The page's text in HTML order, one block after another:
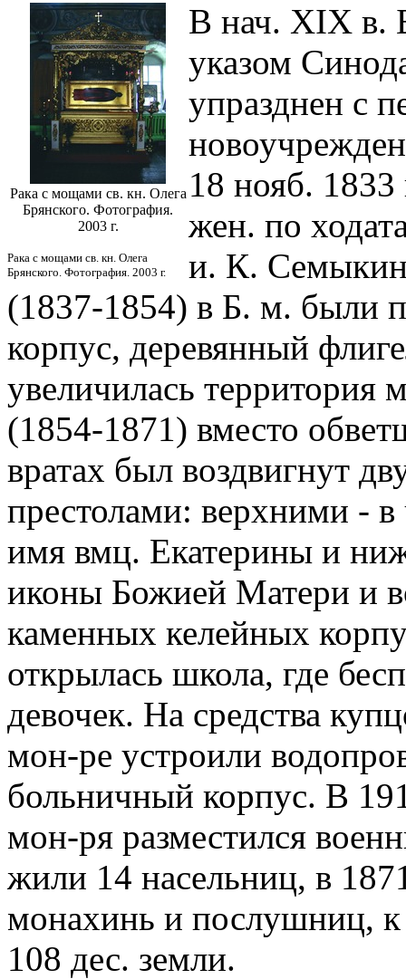
Рака с мощами св. кн. Олега
Брянского. Фотография.
2003 г.
Рака с мощами св. кн. Олега
Брянского. Фотография. 2003 г.
В нач. XIX в.
указом
упразднен с
18 нояб. 1833
жен. по
и. К.
(1837-1854) в Б. м. были
корпус, деревянный
увеличилась
(1854-1871) вместо
вратах был воздвигнут
престолами: верхними -
имя вмц. Екатерины и
иконы Божией Матери и
каменных келейных
открылась школа, где
девочек. На средства
мон-ре устроили
больничный корпус. В
мон-ря разместился
жили 14 насельниц, в
монахинь и послушниц, к
108 дес. земли.